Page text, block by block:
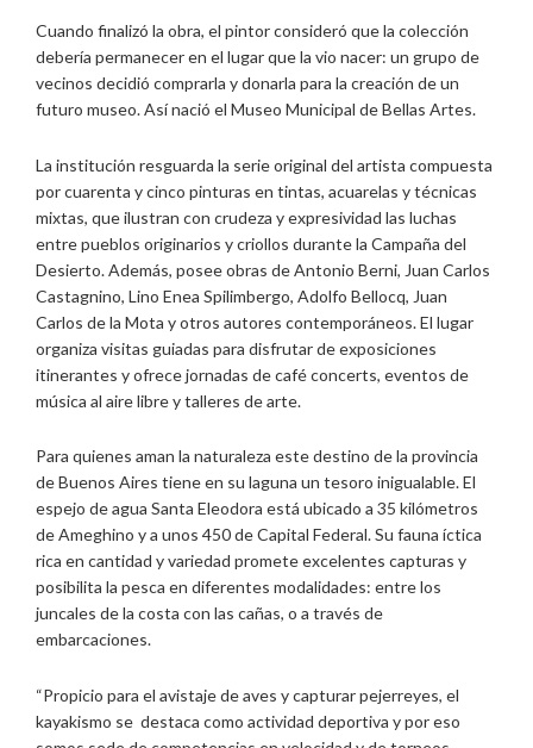
Cuando finalizó la obra, el pintor consideró que la colección
debería permanecer en el lugar que la vio nacer: un grupo de
vecinos decidió comprarla y donarla para la creación de un
futuro museo. Así nació el Museo Municipal de Bellas Artes.
La institución resguarda la serie original del artista compuesta
por cuarenta y cinco pinturas en tintas, acuarelas y técnicas
mixtas, que ilustran con crudeza y expresividad las luchas
entre pueblos originarios y criollos durante la Campaña del
Desierto. Además, posee obras de Antonio Berni, Juan Carlos
Castagnino, Lino Enea Spilimbergo, Adolfo Bellocq, Juan
Carlos de la Mota y otros autores contemporáneos. El lugar
organiza visitas guiadas para disfrutar de exposiciones
itinerantes y ofrece jornadas de café concerts, eventos de
música al aire libre y talleres de arte.
Para quienes aman la naturaleza este destino de la provincia
de Buenos Aires tiene en su laguna un tesoro inigualable. El
espejo de agua Santa Eleodora está ubicado a 35 kilómetros
de Ameghino y a unos 450 de Capital Federal. Su fauna íctica
rica en cantidad y variedad promete excelentes capturas y
posibilita la pesca en diferentes modalidades: entre los
juncales de la costa con las cañas, o a través de
embarcaciones.
“Propicio para el avistaje de aves y capturar pejerreyes, el
kayakismo se destaca como actividad deportiva y por eso